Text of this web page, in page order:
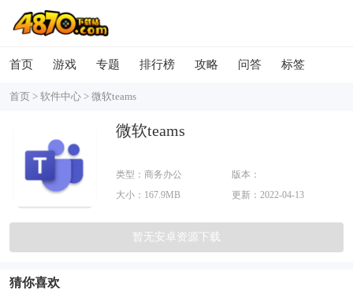
首页 游戏 专题 排行榜 攻略 问答 标签
首页 > 软件中心 > 微软teams
微软teams
类型：商务办公
版本：
1416/1.0.0.2022233101
大小：167.9MB 更新：2022-04-13
暂无安卓资源下载
猜你喜欢